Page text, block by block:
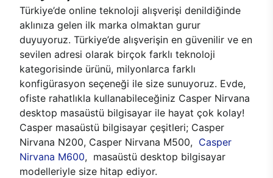
Türkiye’de online teknoloji alışverişi denildiğinde
aklınıza gelen ilk marka olmaktan gurur
duyuyoruz. Türkiye’de alışverişin en güvenilir ve en
sevilen adresi olarak birçok farklı teknoloji
kategorisinde ürünü, milyonlarca farklı
konfigürasyon seçeneği ile size sunuyoruz. Evde,
ofiste rahatlıkla kullanabileceğiniz Casper Nirvana
desktop masaüstü bilgisayar ile hayat çok kolay!
Casper masaüstü bilgisayar çeşitleri; Casper
Nirvana N200, Casper Nirvana M500, Casper
Nirvana M600, masaüstü desktop bilgisayar
modelleriyle size hitap ediyor.